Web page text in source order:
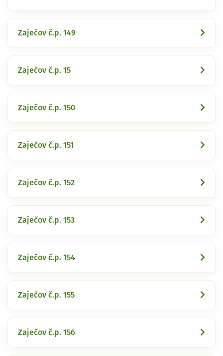
Zaječov č.p. 149
Zaječov č.p. 15
Zaječov č.p. 150
Zaječov č.p. 151
Zaječov č.p. 152
Zaječov č.p. 153
Zaječov č.p. 154
Zaječov č.p. 155
Zaječov č.p. 156